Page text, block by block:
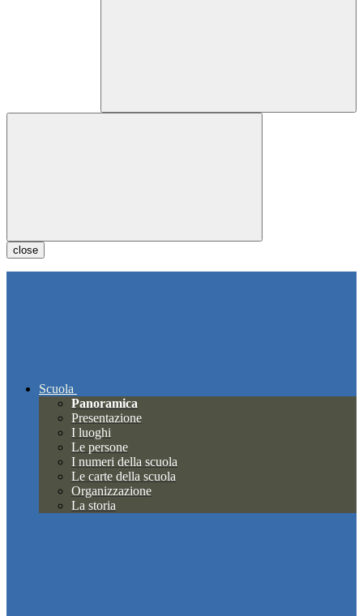
close
Scuola
Panoramica
Presentazione
I luoghi
Le persone
I numeri della scuola
Le carte della scuola
Organizzazione
La storia